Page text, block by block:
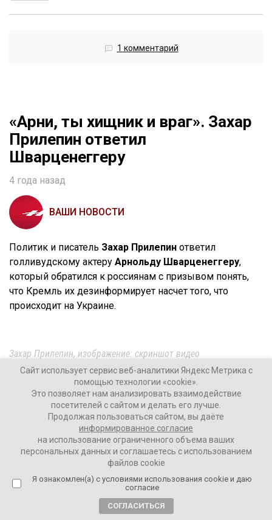
1 комментарий
«Арни, ты хищник и враг». Захар
Прилепин ответил
Шварценеггеру
4 года назад
ВАШИ НОВОСТИ
Политик и писатель Захар Прилепин ответил
голливудскому актеру Арнольду Шварценеггеру,
который обратился к россиянам с призывом понять,
что Кремль их дезинформирует насчет того, что
происходит на Украине.
Захар Прилепин, изображение: скриншот видео
Шварценеггер, убивший в своих фильмах три
мильёна русских, рассказал в записанном вчера
видеообращении к россиянам, как он любит
Россию и как мы ошибаемся в случае с
– написал Захар Прилепин в своем телеграм-канале.
Сайт использует сервис веб-аналитики Яндекс Метрика с
помощью технологии «cookie».
Это позволяет нам анализировать взаимодействие
посетителей с сайтом и делать его лучше.
Продолжая пользоваться сайтом, вы даёте
информированное согласие
на использование ограниченного объема ваших
персональных данных и соглашаетесь с использованием
файлов cookie
Я ознакомлен(а) с условиями использования cookie и даю
согласие
СОГЛАСИТЬСЯ